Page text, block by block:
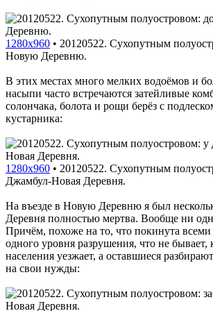
1280x960 • 20120522. Сухопутным
Новую Деревню.
В этих местах много мелких водоёмов и
насыпи часто встречаются затейливые
солончака, болота и рощи берёз с
кустарника:
1280x960 • 20120522. Сухопутным
Джамбул-Новая Деревня.
На въезде в Новую Деревню я был
Деревня полностью мертва. Вообще ни
Причём, похоже на то, что покинута всеми
одного уровня разрушения, что не бывает,
населения уезжает, а оставшиеся
на свои нужды: